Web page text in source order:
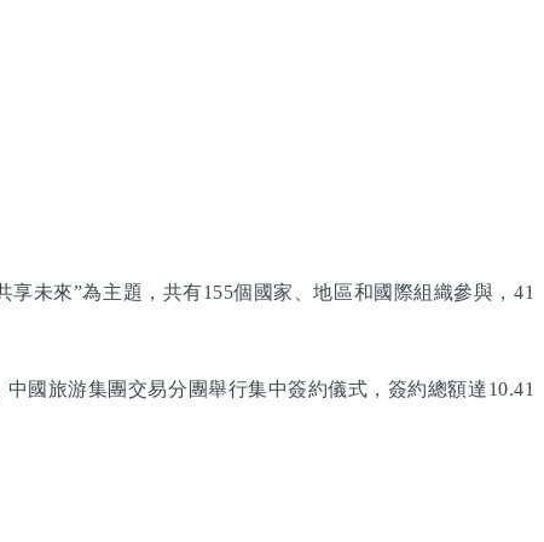
未來”為主題，共有155個國家、地區和國際組織參與，41
國旅游集團交易分團舉行集中簽約儀式，簽約總額達10.41